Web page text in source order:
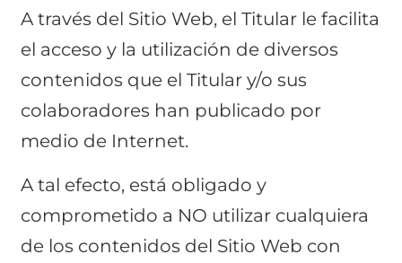
A través del Sitio Web, el Titular le facilita
el acceso y la utilización de diversos
contenidos que el Titular y/o sus
colaboradores han publicado por
medio de Internet.
A tal efecto, está obligado y
comprometido a NO utilizar cualquiera
de los contenidos del Sitio Web con